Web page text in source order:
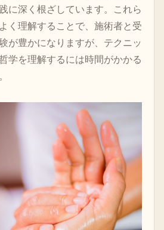
に深く根ざしています。これら
く理解することで、施術者と受
が豊かになりますが、テクニッ
学を理解するには時間がかかる